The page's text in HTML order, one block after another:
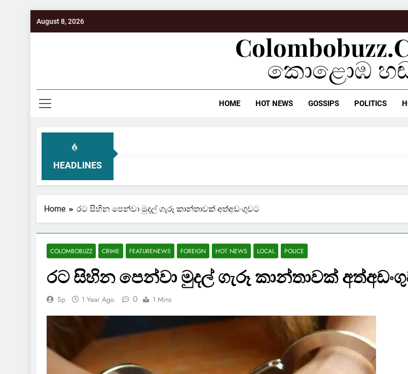
August 8, 2026
කොළොඹ
HOME HOT NEWS GOSSIPS POLITICS
HEADLINES
Home රට සිහින පෙන්වා මුදල් ගැරූ කාන්තාවක් අත්අඩංගුවට
COLOMBOBUZZ CRIME FEATURENEWS FOREIGN HOT NEWS LOCAL POLICE
රට සිහින පෙන්වා මුදල් ගැරූ කාන්තාවක්
Sp 1 Year Ago 0 1 Mins